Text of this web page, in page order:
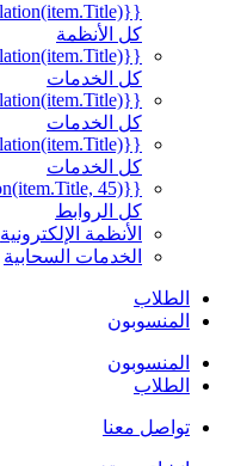
{{mmc.getCurrentTranslation(item.Title)}}
كل الأنظمة
{{mmc.getCurrentTranslation(item.Title)}}
كل الخدمات
{{mmc.getCurrentTranslation(item.Title)}}
كل الخدمات
{{mmc.getCurrentTranslation(item.Title)}}
كل الخدمات
{{mmc.getTrimmedTranslation(item.Title, 45)}}
كل الروابط
الأنظمة الإلكترونية
الخدمات السحابية
الطلاب
المنسوبون
المنسوبون
الطلاب
تواصل معنا